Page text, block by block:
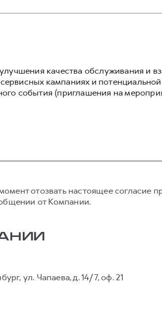
качества обслуживания и
кампаниях и
события (приглашения на
отозвать настоящее согласие
от Компании.
ул. Чапаева, д. 14/7, оф. 21